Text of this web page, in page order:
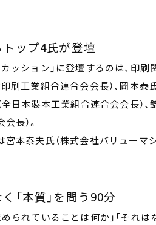
ップ4氏が登壇
ッション」に登壇するのは、印刷
刷工業組合連合会会長）、岡本
全日本製本工業組合連合会会長
長）。
宮本泰夫氏（株式会社バリューマ
「本質」を問う90分
られていることは何か」「それ